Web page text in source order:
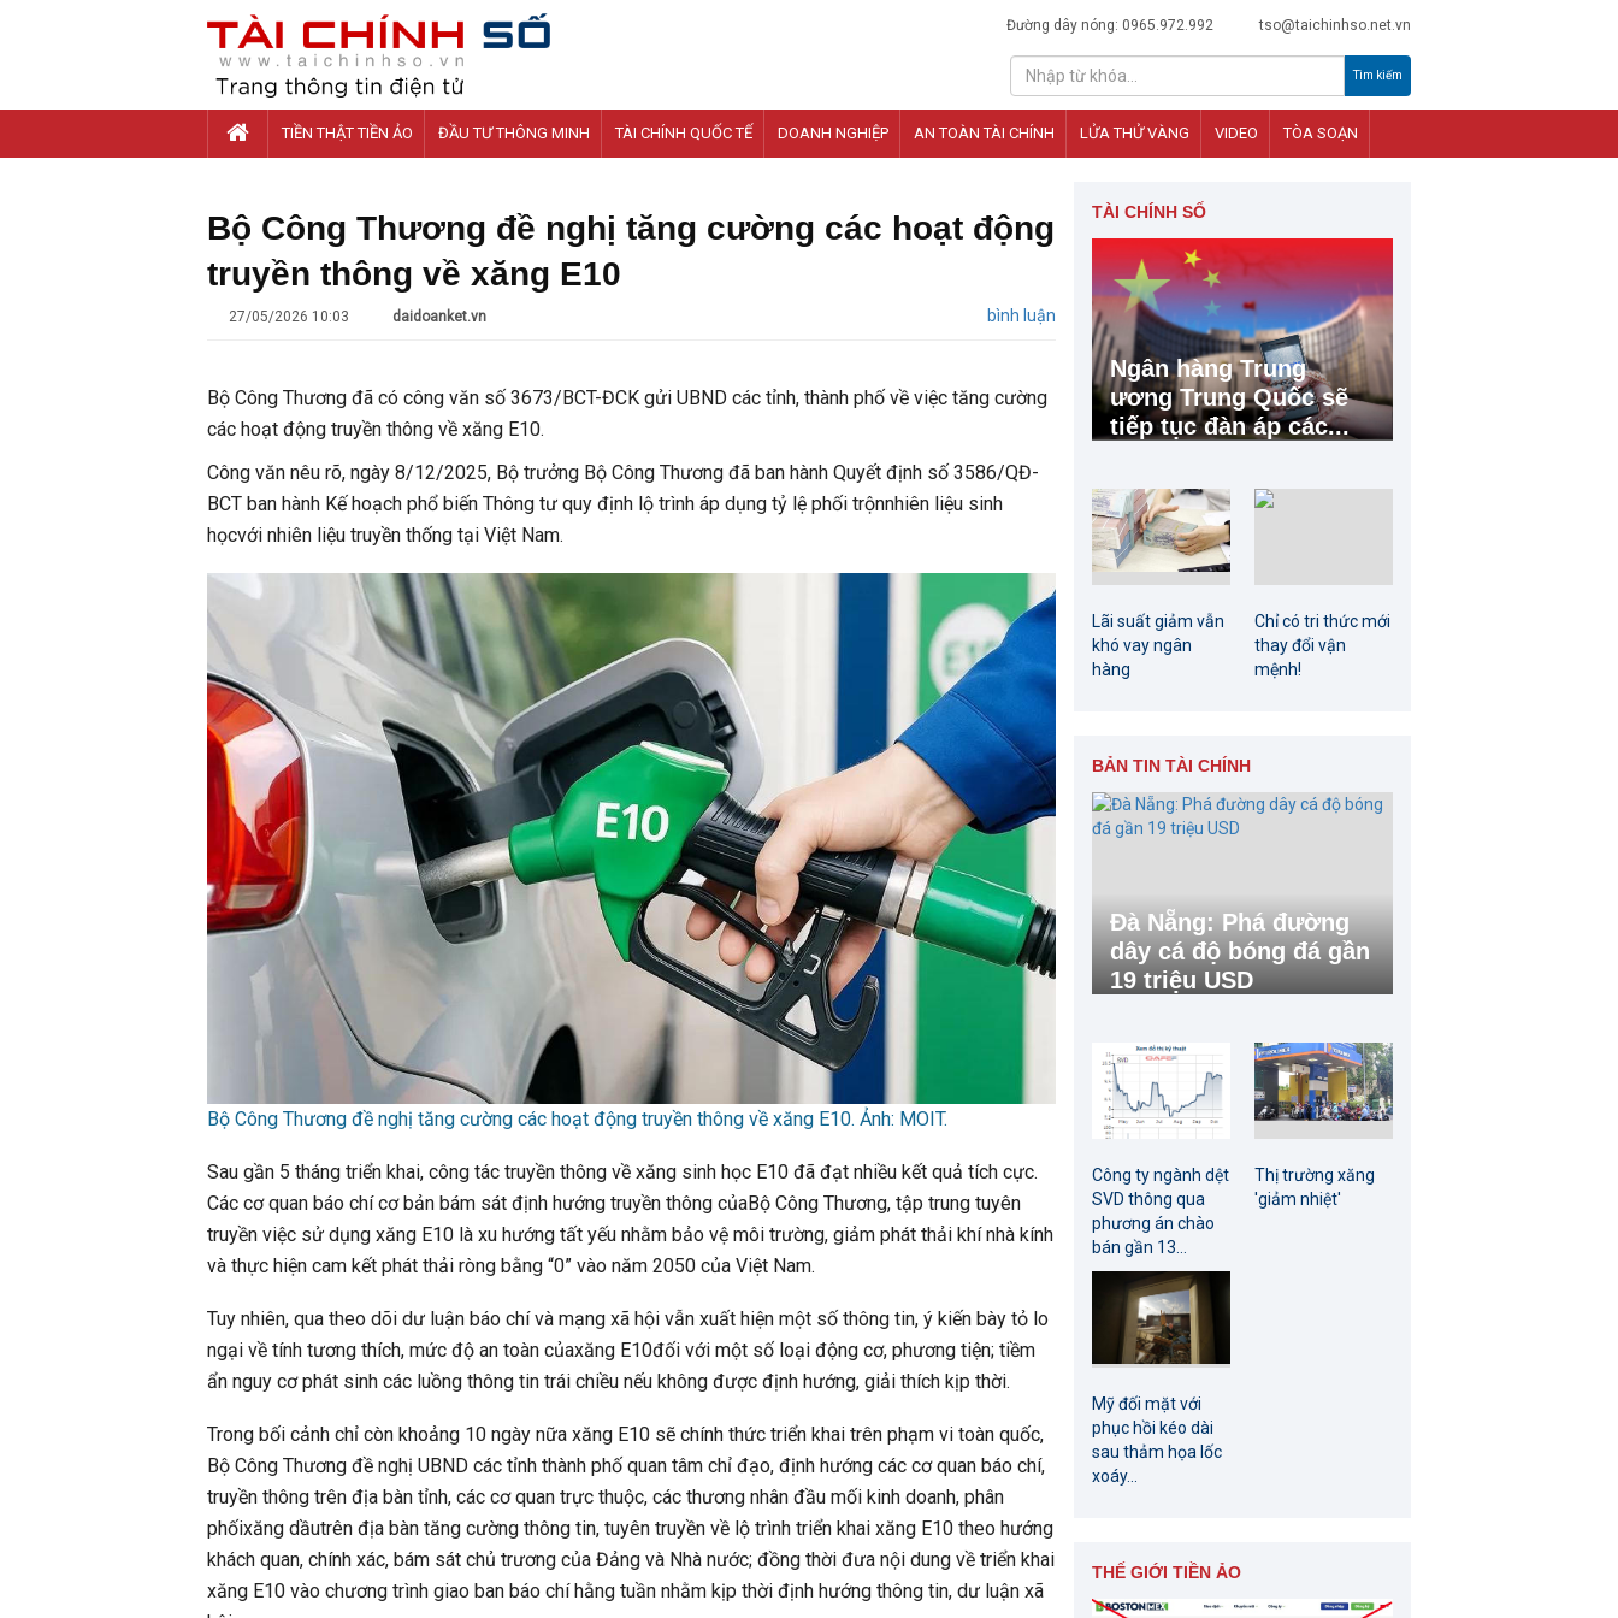
Đường dây nóng: 0965.972.992 tso@taichinhso.net.vn
Tìm kiếm
TIỀN THẬT TIỀN ẢO ĐẦU TƯ THÔNG MINH TÀI CHÍNH QUỐC TẾ DOANH NGHIỆP AN TOÀN TÀI CHÍNH LỬA THỬ VÀNG VIDEO TÒA SOẠN
Bộ Công Thương đề nghị tăng cường các hoạt động
truyền thông về xăng E10
27/05/2026 10:03 daidoanket.vn bình luận
Bộ Công Thương đã có công văn số 3673/BCT-ĐCK gửi UBND các tỉnh, thành phố về việc tăng cường
các hoạt động truyền thông về xăng E10.
Công văn nêu rõ, ngày 8/12/2025, Bộ trưởng Bộ Công Thương đã ban hành Quyết định số 3586/QĐ-
BCT ban hành Kế hoạch phổ biến Thông tư quy định lộ trình áp dụng tỷ lệ phối trộnnhiên liệu sinh
họcvới nhiên liệu truyền thống tại Việt Nam.
Bộ Công Thương đề nghị tăng cường các hoạt động truyền thông về xăng E10. Ảnh: MOIT.
Sau gần 5 tháng triển khai, công tác truyền thông về xăng sinh học E10 đã đạt nhiều kết quả tích cực.
Các cơ quan báo chí cơ bản bám sát định hướng truyền thông củaBộ Công Thương, tập trung tuyên
truyền việc sử dụng xăng E10 là xu hướng tất yếu nhằm bảo vệ môi trường, giảm phát thải khí nhà kính
và thực hiện cam kết phát thải ròng bằng “0” vào năm 2050 của Việt Nam.
Tuy nhiên, qua theo dõi dư luận báo chí và mạng xã hội vẫn xuất hiện một số thông tin, ý kiến bày tỏ lo
ngại về tính tương thích, mức độ an toàn củaxăng E10đối với một số loại động cơ, phương tiện; tiềm
ẩn nguy cơ phát sinh các luồng thông tin trái chiều nếu không được định hướng, giải thích kịp thời.
Trong bối cảnh chỉ còn khoảng 10 ngày nữa xăng E10 sẽ chính thức triển khai trên phạm vi toàn quốc,
Bộ Công Thương đề nghị UBND các tỉnh thành phố quan tâm chỉ đạo, định hướng các cơ quan báo chí,
truyền thông trên địa bàn tỉnh, các cơ quan trực thuộc, các thương nhân đầu mối kinh doanh, phân
phốixăng dầutrên địa bàn tăng cường thông tin, tuyên truyền về lộ trình triển khai xăng E10 theo hướng
khách quan, chính xác, bám sát chủ trương của Đảng và Nhà nước; đồng thời đưa nội dung về triển khai
xăng E10 vào chương trình giao ban báo chí hằng tuần nhằm kịp thời định hướng thông tin, dư luận xã
TÀI CHÍNH SỐ
Ngân hàng Trung
ương Trung Quốc sẽ
tiếp tục đàn áp các...
Lãi suất giảm vẫn
khó vay ngân
hàng
Chỉ có tri thức mới
thay đổi vận
mệnh!
BẢN TIN TÀI CHÍNH
Đà Nẵng: Phá đường
dây cá độ bóng đá gần
19 triệu USD
Công ty ngành dệt
SVD thông qua
phương án chào
bán gần 13...
Thị trường xăng
'giảm nhiệt'
Mỹ đối mặt với
phục hồi kéo dài
sau thảm họa lốc
xoáy...
THẾ GIỚI TIỀN ẢO